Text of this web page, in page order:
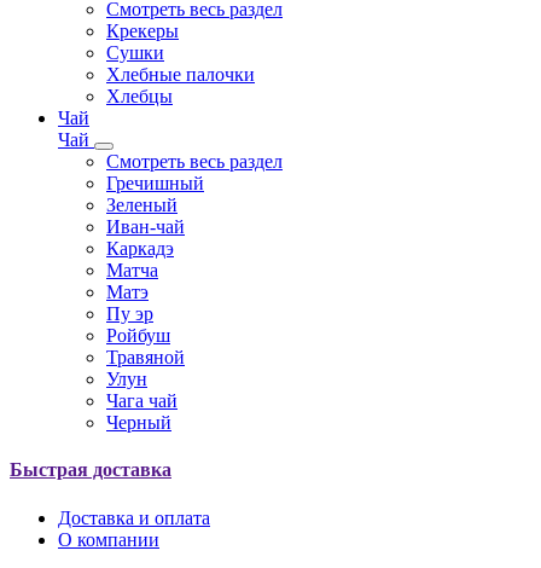
Смотреть весь раздел
Крекеры
Сушки
Хлебные палочки
Хлебцы
Чай
Чай
Смотреть весь раздел
Гречишный
Зеленый
Иван-чай
Каркадэ
Матча
Матэ
Пу эр
Ройбуш
Травяной
Улун
Чага чай
Черный
Быстрая доставка
Доставка и оплата
О компании